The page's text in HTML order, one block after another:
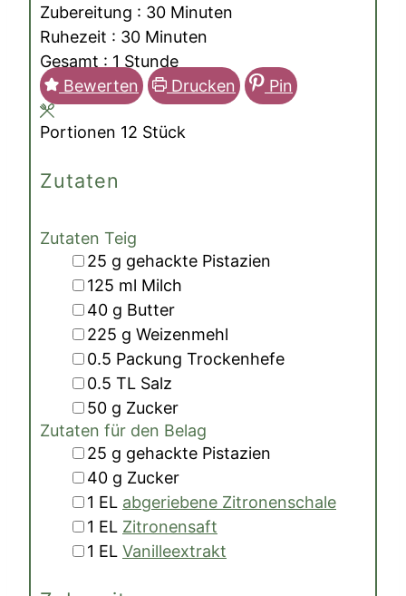
Zubereitung : 30Minuten
Minuten
Ruhezeit : 30Minuten
Minuten
Gesamt : 1 Stunde
Stunde
Bewerten
Drucken Pin
Portionen 12 Stück
Zutaten
Zutaten Teig
▢
25 g gehackte Pistazien
▢
125 ml Milch
▢
40 g Butter
▢
225 g Weizenmehl
▢
0.5 Packung Trockenhefe
▢
0.5 TL Salz
▢
50 g Zucker
Zutaten für den Belag
▢
25 g gehackte Pistazien
▢
40 g Zucker
▢
1 EL abgeriebene Zitronenschale
▢
1 EL Zitronensaft
▢
1 EL Vanilleextrakt